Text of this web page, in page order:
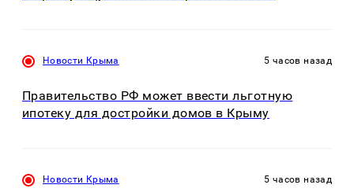
Новости Крыма 5 часов назад
Правительство РФ может ввести льготную
ипотеку для достройки домов в Крыму
Новости Крыма 5 часов назад